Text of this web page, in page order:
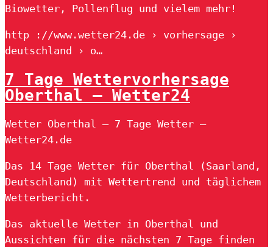
Biowetter, Pollenflug und vielem mehr!
http ://www.wetter24.de › vorhersage ›
deutschland › o…
7 Tage Wettervorhersage
Oberthal – Wetter24
Wetter Oberthal – 7 Tage Wetter –
Wetter24.de
Das 14 Tage Wetter für Oberthal (Saarland,
Deutschland) mit Wettertrend und täglichem
Wetterbericht.
Das aktuelle Wetter in Oberthal und
Aussichten für die nächsten 7 Tage finden